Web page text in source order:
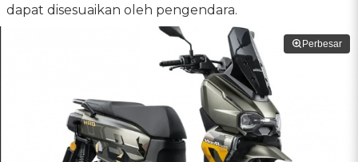
dapat disesuaikan oleh pengendara.
Perbesar